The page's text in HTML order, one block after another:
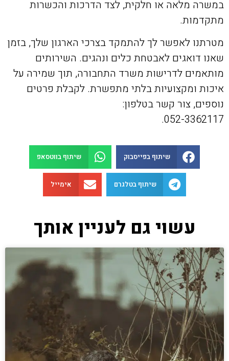
במשרה מלאה או חלקית, לצד הדרכות והכשרות
מתקדמות.
מטרתנו לאפשר לך להתמקד בצרכי הארגון שלך, בזמן
שאנו דואגים לאבטחת כלים ונהגים. השירותים
מותאמים לדרישות משרד התחבורה, תוך שמירה על
איכות ומקצועיות בלתי מתפשרת. לקבלת פרטים
נוספים, צור קשר בטלפון:
052-3362117.
שיתוף בפייסבוק שיתוף בווטסאפ
שיתוף בטלגרם אימייל
עשוי גם לעניין אותך